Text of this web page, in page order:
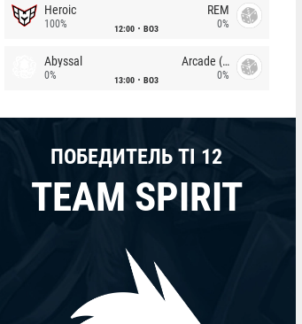
Heroic
100% 12:00 BO3
REM
0%
Abyssal
0% 13:00 BO3
Arcade (AU)
0%
ПОБЕДИТЕЛЬ TI 12
TEAM SPIRIT